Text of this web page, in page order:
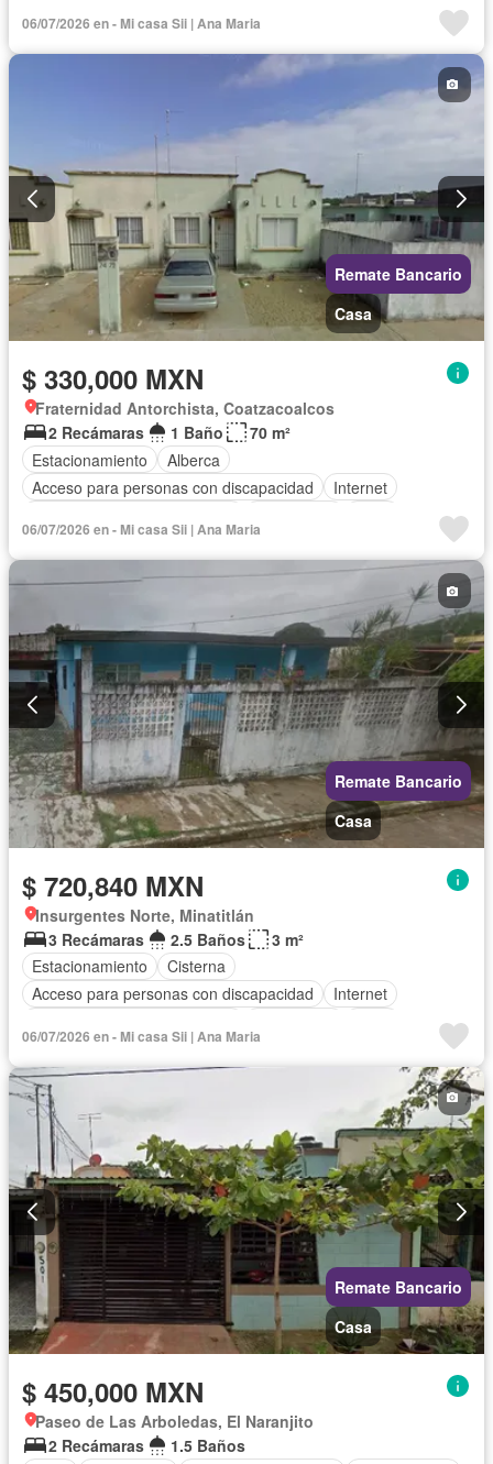
Zonas verdes
Vista panorámica
06/07/2026 en - Mi casa Sii | Ana Maria
Remate Bancario
Casa
$ 330,000 MXN
Fraternidad Antorchista, Coatzacoalcos
2 Recámaras
1 Baño
70 m²
Estacionamiento
Alberca
Acceso para personas con discapacidad
Internet
Zonas verdes
Vista panorámica
06/07/2026 en - Mi casa Sii | Ana Maria
Remate Bancario
Casa
$ 720,840 MXN
Insurgentes Norte, Minatitlán
3 Recámaras
2.5 Baños
3 m²
Estacionamiento
Cisterna
Acceso para personas con discapacidad
Internet
Zonas verdes
Vista panorámica
06/07/2026 en - Mi casa Sii | Ana Maria
Remate Bancario
Casa
$ 450,000 MXN
Paseo de Las Arboledas, El Naranjito
2 Recámaras
1.5 Baños